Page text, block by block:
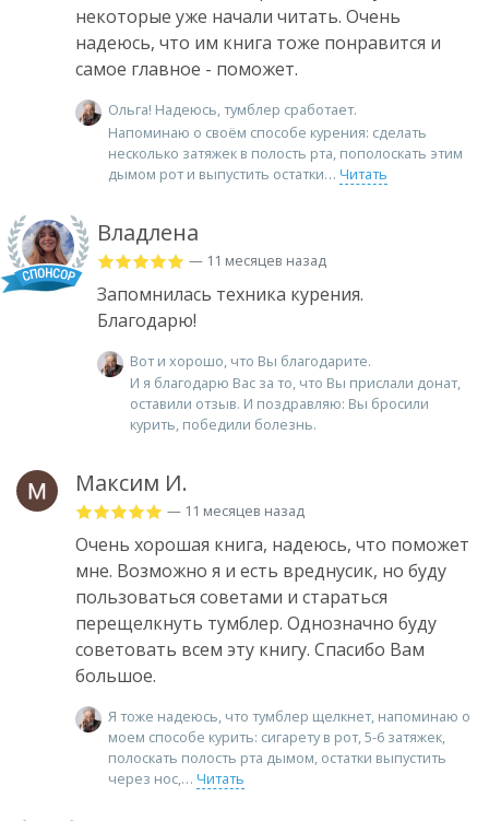
некоторые уже начали читать. Очень
надеюсь, что им книга тоже понравится и
самое главное - поможет.
Ольга! Надеюсь, тумблер сработает.
Напоминаю о своём способе курения: сделать
несколько затяжек в полость рта, пополоскать этим
дымом рот и выпустить остатки
Читать
Владлена
— 11 месяцев назад
Запомнилась техника курения.
Благодарю!
Вот и хорошо, что Вы благодарите.
И я благодарю Вас за то, что Вы прислали донат,
оставили отзыв. И поздравляю: Вы бросили
курить, победили болезнь.
Максим И.
— 11 месяцев назад
Очень хорошая книга, надеюсь, что поможет
мне. Возможно я и есть вреднусик, но буду
пользоваться советами и стараться
перещелкнуть тумблер. Однозначно буду
советовать всем эту книгу. Спасибо Вам
большое.
Я тоже надеюсь, что тумблер щелкнет, напоминаю о
моем способе курить: сигарету в рот, 5-6 затяжек,
полоскать полость рта дымом, остатки выпустить
через нос,
Читать